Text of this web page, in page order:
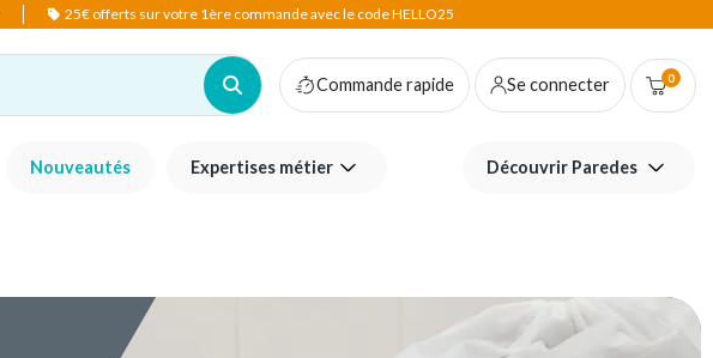
25€ offerts sur votre 1ère commande avec le code HELLO25
Commande rapide Se connecter 0
Nouveautés Expertises métier Découvrir Paredes